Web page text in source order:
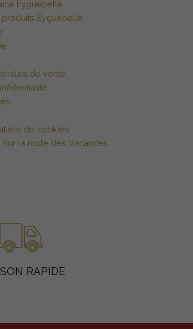
Eyguebelle
Eyguebelle
de vente
de cookies
Sur la route des Vacances
RAPIDE